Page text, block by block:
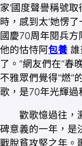
家’國度聲譽稱號
時，感到太‘她愣
國慶70周年閱兵
他的怙恃阿包養
了。”網友們在“春
不雅眾們覺得“燃”
歌，是70年光輝過
歡歌憶過往，激
碑意義的一年，是
戰脫貧攻堅之年。